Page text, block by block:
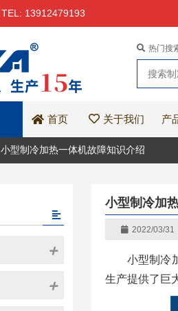
TEL: 13912479193
热门搜
首页 关于我们 产
小型制冷加热一体机故障知识介绍
小型制冷加
2022/03/31
小型制冷
生产提供了巨